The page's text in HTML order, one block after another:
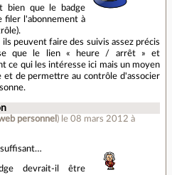
bien que le badge
filer l'abonnement à
peuvent faire des suivis assez précis
que le lien « heure / arrêt » et
ce qui les intéresse ici mais un moyen
et de permettre au contrôle d'associer
personnel ) le 08 mars 2012 à
suffisant…
devrait-il être